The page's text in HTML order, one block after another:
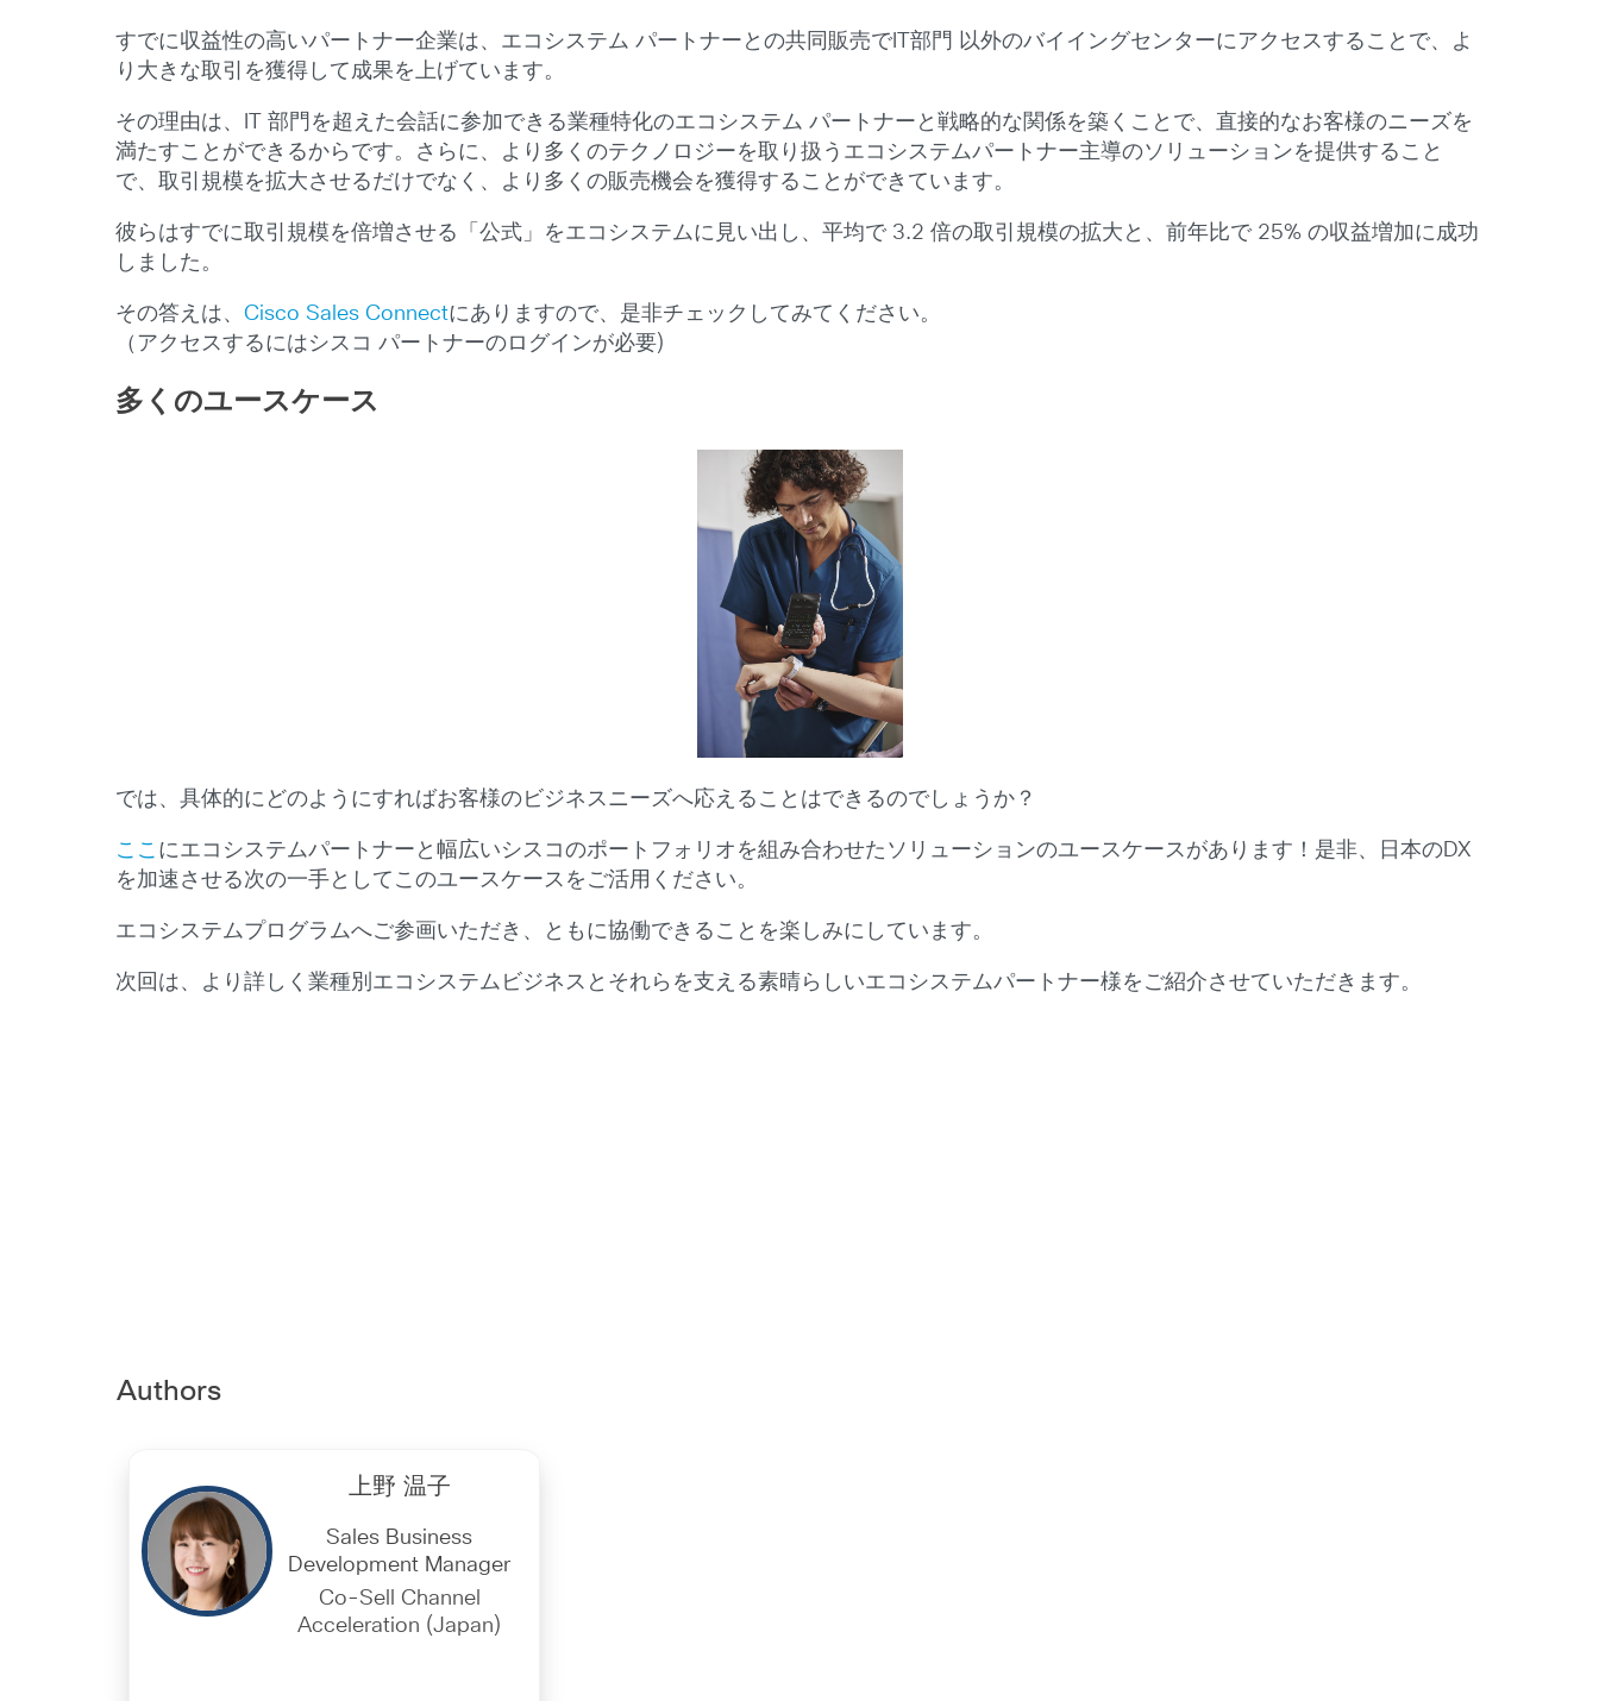
すでに収益性の高いパートナー企業は、エコシステム パートナーとの共同販売でIT部門 以外のバイイングセンターにアクセスすることで、よ
り大きな取引を獲得して成果を上げています。
その理由は、IT 部門を超えた会話に参加できる業種特化のエコシステム パートナーと戦略的な関係を築くことで、直接的なお客様のニーズを
満たすことができるからです。さらに、より多くのテクノロジーを取り扱うエコシステムパートナー主導のソリューションを提供すること
で、取引規模を拡大させるだけでなく、より多くの販売機会を獲得することができています。
彼らはすでに取引規模を倍増させる「公式」をエコシステムに見い出し、平均で 3.2 倍の取引規模の拡大と、前年比で 25% の収益増加に成功
しました。
その答えは、Cisco Sales Connectにありますので、是非チェックしてみてください。
（アクセスするにはシスコ パートナーのログインが必要)
多くのユースケース
では、具体的にどのようにすればお客様のビジネスニーズへ応えることはできるのでしょうか？
ここ にエコシステムパートナーと幅広いシスコのポートフォリオを組み合わせたソリューションのユースケースがあります！是非、日本のDX
を加速させる次の一手としてこのユースケースをご活用ください。
エコシステムプログラムへご参画いただき、ともに協働できることを楽しみにしています。
次回は、より詳しく業種別エコシステムビジネスとそれらを支える素晴らしいエコシステムパートナー様をご紹介させていただきます。
Authors
上野 温子
Sales Business
Development Manager
Co-Sell Channel
Acceleration (Japan)